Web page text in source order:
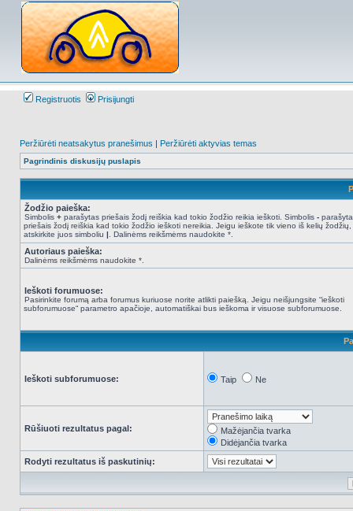
Registruotis Prisijungti
Peržiūrėti neatsakytus pranešimus | Peržiūrėti aktyvias temas
Pagrindinis diskusijų puslapis
Žodžio paieška:
Simbolis + parašytas priešais žodį reiškia kad tokio žodžio reikia ieškoti. Simbolis -
priešais žodį reiškia kad tokio žodžio ieškoti nereikia. Jeigu ieškote tik vieno iš kelių žodžių,
atskirkite juos simboliu | . Dalinėms reikšmėms naudokite *.
Autoriaus paieška:
Dalinėms reikšmėms naudokite *.
Ieškoti forumuose:
Pasirinkite forumą arba forumus kuriuose norite atlikti paiešką. Jeigu neišjungsite “ieškoti
subforumuose“ parametro apačioje, automatiškai bus ieškoma ir visuose subforumuose.
Ieškoti subforumuose: Taip Ne
Rūšiuoti rezultatus pagal:
Mažėjančia tvarka
Didėjančia tvarka
Rodyti rezultatus iš paskutinių: